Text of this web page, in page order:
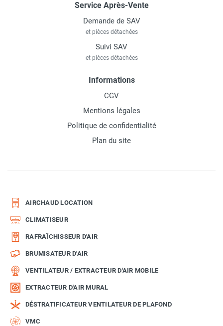
Service Après-Vente
Demande de SAV
et pièces détachées
Suivi SAV
et pièces détachées
Informations
CGV
Mentions légales
Politique de confidentialité
Plan du site
AIRCHAUD LOCATION
CLIMATISEUR
RAFRAÎCHISSEUR D'AIR
BRUMISATEUR D'AIR
VENTILATEUR / EXTRACTEUR D'AIR MOBILE
EXTRACTEUR D'AIR MURAL
DÉSTRATIFICATEUR VENTILATEUR DE PLAFOND
VMC